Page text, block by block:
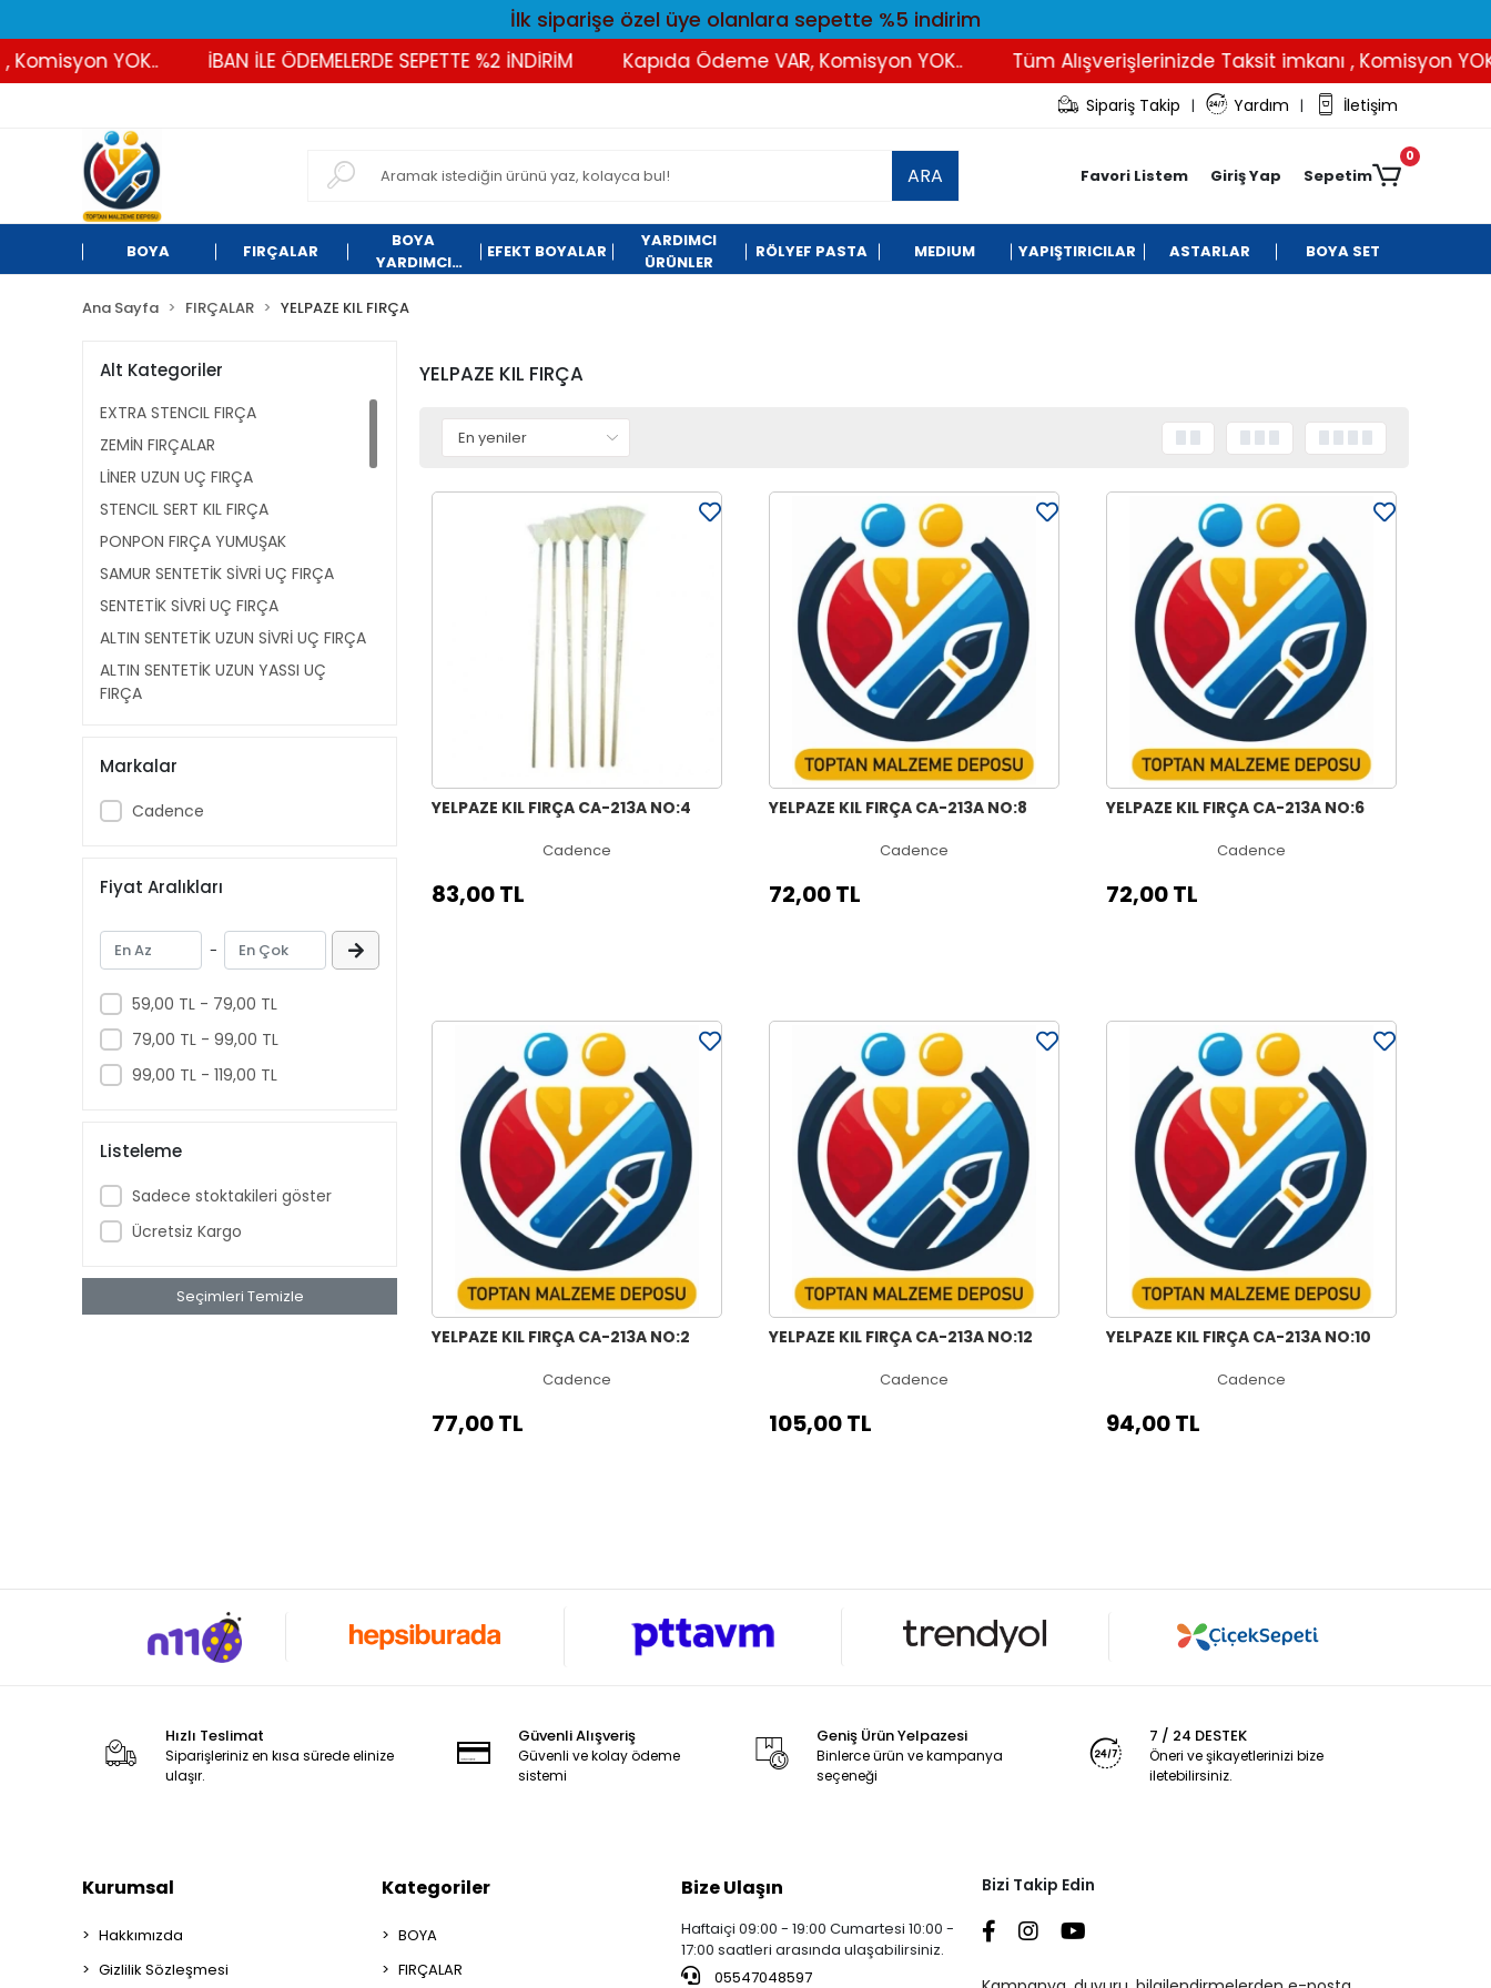
İlk siparişe özel üye olanlara sepette %5 indirim
YOK.. İBAN İLE ÖDEMELERDE SEPETTE %2 İNDİRİM Kapıda Ödeme VAR, Komisyon YOK.. Tüm Alışverişlerinizde Taksit imkanı , Komisyon YOK..
Sipariş Takip | Yardım | İletişim
ARA Favori Listem Giriş Yap Sepetim
0
BOYA FIRÇALAR
BOYA
YARDIMCI
EFEKT BOYALAR
YARDIMCI
ÜRÜNLER
RÖLYEF PASTA MEDIUM YAPIŞTIRICILAR ASTARLAR BOYA SET
Ana Sayfa FIRÇALAR YELPAZE KIL FIRÇA
Alt Kategoriler
EXTRA STENCIL FIRÇA
ZEMİN FIRÇALAR
LİNER UZUN UÇ FIRÇA
STENCIL SERT KIL FIRÇA
PONPON FIRÇA YUMUŞAK
SAMUR SENTETİK SİVRİ UÇ FIRÇA
SENTETİK SİVRİ UÇ FIRÇA
ALTIN SENTETİK UZUN SİVRİ UÇ FIRÇA
ALTIN SENTETİK UZUN YASSI UÇ
FIRÇA
YELPAZE KIL FIRÇA
YAĞLI BOYA KIL FIRÇA SİVRİ UÇ
FIRÇA TAKIM & SETLER
FIRÇA
İPEK SARI ZEMİN FIRÇA
ALTIN SENTETİK ZEMİN FIRÇA
İPEK BORDO ZEMİN FIRÇA
EKO YEŞİL ZEMİN FIRÇA
ONE STROKE YAN KESİK FIRÇA
ONE STROKE SARI UÇ FIRÇA
DAL FIRÇA LİNER
CHALKY & WAX FIRÇA
CADENCE PROFESYONEL ESKİTME
Markalar
Cadence
Fiyat Aralıkları
-
59,00 TL - 79,00 TL
79,00 TL - 99,00 TL
99,00 TL - 119,00 TL
Listeleme
Sadece stoktakileri göster
Ücretsiz Kargo
Seçimleri Temizle
YELPAZE KIL FIRÇA
YELPAZE KIL FIRÇA CA-213A NO:4
Cadence
83,00 TL
YELPAZE KIL FIRÇA CA-213A NO:8
Cadence
72,00 TL
YELPAZE KIL FIRÇA CA-213A NO:6
Cadence
72,00 TL
YELPAZE KIL FIRÇA CA-213A NO:2
Cadence
77,00 TL
YELPAZE KIL FIRÇA CA-213A NO:12
Cadence
105,00 TL
YELPAZE KIL FIRÇA CA-213A NO:10
Cadence
94,00 TL
Hızlı Teslimat
Siparişleriniz en kısa sürede elinize
ulaşır.
Güvenli Alışveriş
Güvenli ve kolay ödeme
sistemi
Geniş Ürün Yelpazesi
Binlerce ürün ve kampanya
seçeneği
7 / 24 DESTEK
Öneri ve şikayetlerinizi bize
iletebilirsiniz.
Kurumsal
Hakkımızda
Gizlilik Sözleşmesi
Kategoriler
BOYA
FIRÇALAR
Bize Ulaşın
Haftaiçi 09:00 - 19:00 Cumartesi 10:00 -
17:00 saatleri arasında ulaşabilirsiniz.
05547048597
Bizi Takip Edin